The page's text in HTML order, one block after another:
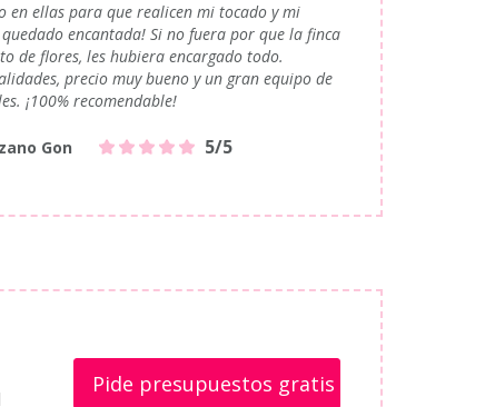
en ellas para que realicen mi tocado y mi
quedado encantada! Si no fuera por que la finca
de flores, les hubiera encargado todo.
precio muy bueno y un gran equipo de
¡100% recomendable!
Gon 5/5
Pide presupuestos gratis